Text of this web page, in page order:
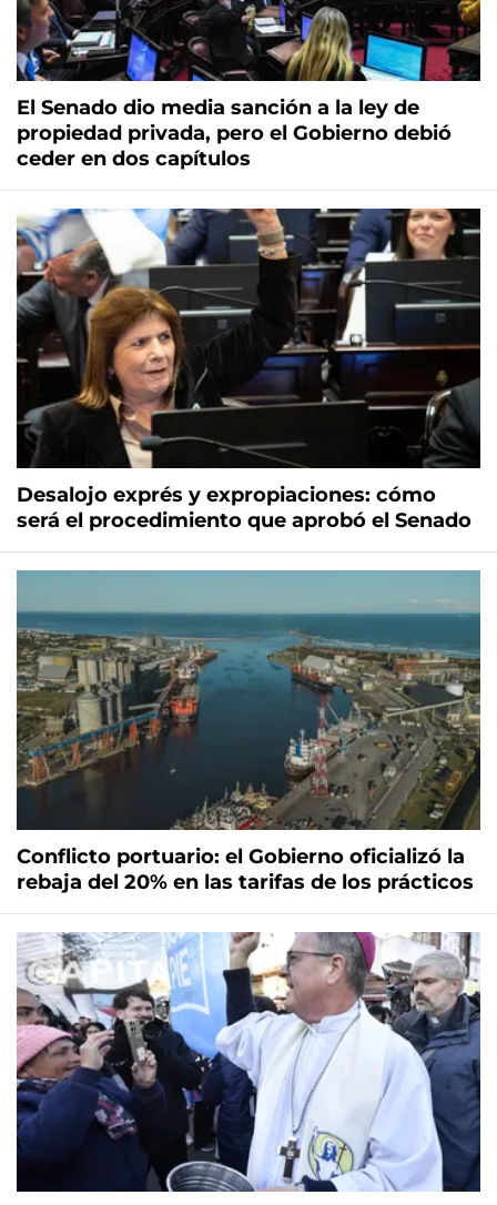
El Senado dio media sanción a la ley de
propiedad privada, pero el Gobierno debió
ceder en dos capítulos
Desalojo exprés y expropiaciones: cómo
será el procedimiento que aprobó el Senado
Conflicto portuario: el Gobierno oficializó la
rebaja del 20% en las tarifas de los prácticos